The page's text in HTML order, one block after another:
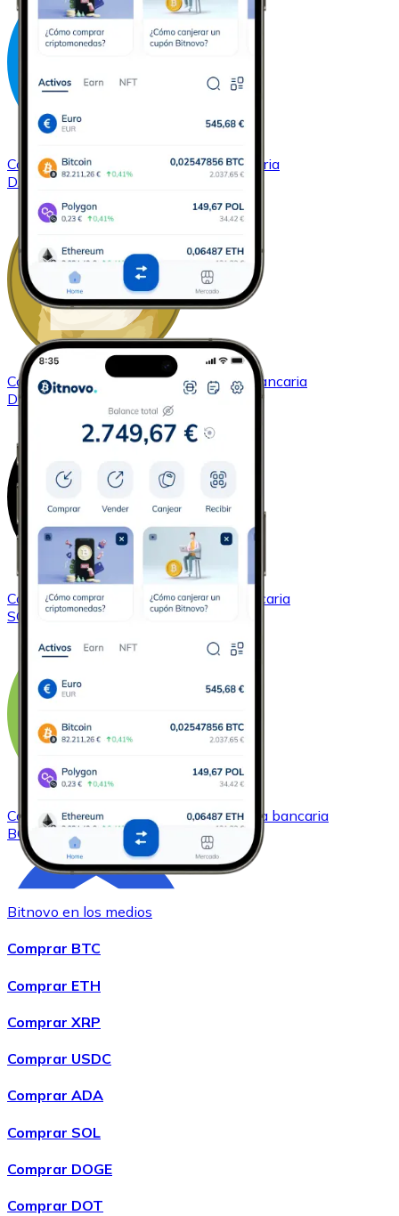
ComprarDash
con transferencia bancaria
DASH
ComprarDogecoincon transferencia bancaria
DOGE
ComprarSolana
con transferencia bancaria
SOL
ComprarBitcoin Cashcon transferencia bancaria
BCH
ComprarChainlink
LINK
Bitnovo en los medios
Comprar BTC
Comprar ETH
Comprar XRP
Comprar USDC
Comprar ADA
Comprar SOL
Comprar DOGE
Comprar DOT